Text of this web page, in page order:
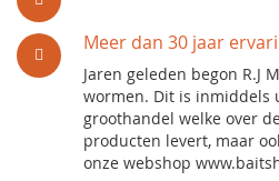
Meer dan 30 jaar
Jaren geleden begon R.J
wormen. Dit is inmiddels
groothandel welke over
producten levert, maar
onze webshop